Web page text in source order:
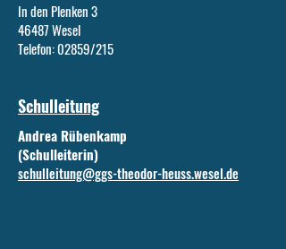
In den Plenken 3
46487 Wesel
Telefon: 02859/215
Schulleitung
Andrea Rübenkamp
(Schulleiterin)
schulleitung@ggs-theodor-heuss.wesel.de